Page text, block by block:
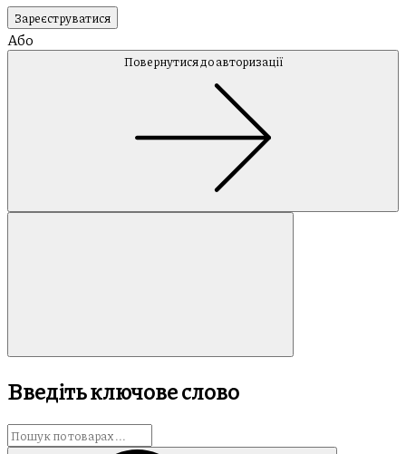
Зареєструватися
Або
Повернутися до авторизації
Введіть ключове слово